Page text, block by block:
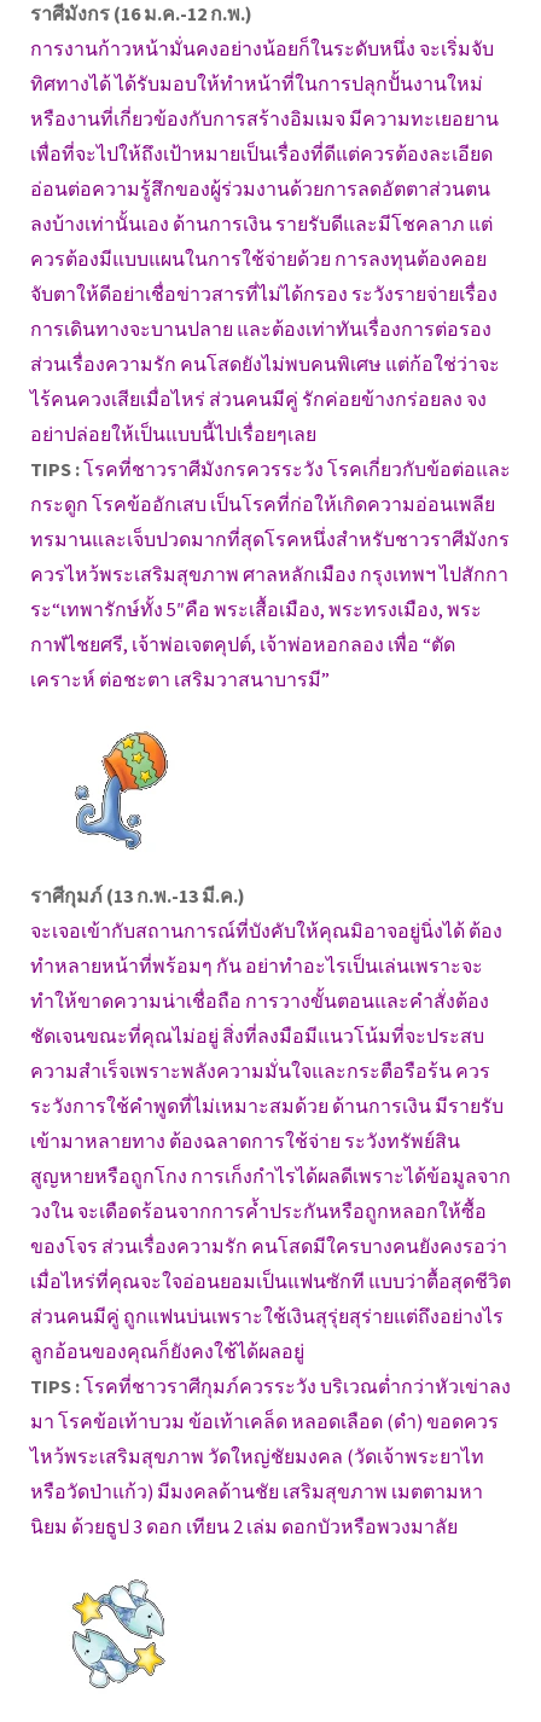
ราศีมังกร (16 ม.ค.-12 ก.พ.)
การงานก้าวหน้ามั่นคงอย่างน้อยก็ในระดับหนึ่ง จะเริ่มจับ
ทิศทางได้ ได้รับมอบให้ทำหน้าที่ในการปลุกปั้นงานใหม่
หรืองานที่เกี่ยวข้องกับการสร้างอิมเมจ มีความทะเยอยาน
เพื่อที่จะไปให้ถึงเป้าหมายเป็นเรื่องที่ดีแต่ควรต้องละเอียด
อ่อนต่อความรู้สึกของผู้ร่วมงานด้วยการลดอัตตาส่วนตน
ลงบ้างเท่านั้นเอง ด้านการเงิน รายรับดีและมีโชคลาภ แต่
ควรต้องมีแบบแผนในการใช้จ่ายด้วย การลงทุนต้องคอย
จับตาให้ดีอย่าเชื่อข่าวสารที่ไม่ได้กรอง ระวังรายจ่ายเรื่อง
การเดินทางจะบานปลาย และต้องเท่าทันเรื่องการต่อรอง
ส่วนเรื่องความรัก คนโสดยังไม่พบคนพิเศษ แต่ก้อใช่ว่าจะ
ไร้คนควงเสียเมื่อไหร่ ส่วนคนมีคู่ รักค่อยข้างกร่อยลง จง
อย่าปล่อยให้เป็นแบบนี้ไปเรื่อยๆเลย
TIPS :โรคที่ชาวราศีมังกรควรระวัง โรคเกี่ยวกับข้อต่อและ
กระดูก โรคข้ออักเสบ เป็นโรคที่ก่อให้เกิดความอ่อนเพลีย
ทรมานและเจ็บปวดมากที่สุดโรคหนึ่งสำหรับชาวราศีมังกร
ควรไหว้พระเสริมสุขภาพ ศาลหลักเมือง กรุงเทพฯ ไปสักกา
ระ“เทพารักษ์ทั้ง 5″คือ พระเสื้อเมือง, พระทรงเมือง, พระ
กาฬไชยศรี, เจ้าพ่อเจตคุปต์, เจ้าพ่อหอกลอง เพื่อ “ตัด
เคราะห์ ต่อชะตา เสริมวาสนาบารมี”
ราศีกุมภ์ (13 ก.พ.-13 มี.ค.)
จะเจอเข้ากับสถานการณ์ที่บังคับให้คุณมิอาจอยู่นิ่งได้ ต้อง
ทำหลายหน้าที่พร้อมๆ กัน อย่าทำอะไรเป็นเล่นเพราะจะ
ทำให้ขาดความน่าเชื่อถือ การวางขั้นตอนและคำสั่งต้อง
ชัดเจนขณะที่คุณไม่อยู่ สิ่งที่ลงมือมีแนวโน้มที่จะประสบ
ความสำเร็จเพราะพลังความมั่นใจและกระตือรือร้น ควร
ระวังการใช้คำพูดที่ไม่เหมาะสมด้วย ด้านการเงิน มีรายรับ
เข้ามาหลายทาง ต้องฉลาดการใช้จ่าย ระวังทรัพย์สิน
สูญหายหรือถูกโกง การเก็งกำไรได้ผลดีเพราะได้ข้อมูลจาก
วงใน จะเดือดร้อนจากการค้ำประกันหรือถูกหลอกให้ซื้อ
ของโจร ส่วนเรื่องความรัก คนโสดมีใครบางคนยังคงรอว่า
เมื่อไหร่ที่คุณจะใจอ่อนยอมเป็นแฟนซักที แบบว่าตื้อสุดชีวิต
ส่วนคนมีคู่ ถูกแฟนบ่นเพราะใช้เงินสุรุ่ยสุร่ายแต่ถึงอย่างไร
ลูกอ้อนของคุณก็ยังคงใช้ได้ผลอยู่
TIPS :โรคที่ชาวราศีกุมภ์ควรระวัง บริเวณต่ำกว่าหัวเข่าลง
มา โรคข้อเท้าบวม ข้อเท้าเคล็ด หลอดเลือด (ดำ) ขอดควร
ไหว้พระเสริมสุขภาพ วัดใหญ่ชัยมงคล (วัดเจ้าพระยาไท
หรือวัดป่าแก้ว) มีมงคลด้านชัย เสริมสุขภาพ เมตตามหา
นิยม ด้วยธูป 3 ดอก เทียน 2 เล่ม ดอกบัวหรือพวงมาลัย